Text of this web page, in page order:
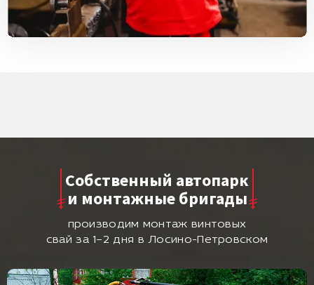
Собственный автопарк
и монтажные бригады
производим монтаж винтовых
свай за 1–2 дня в Лосино-Петровском